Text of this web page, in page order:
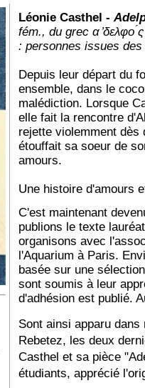
Léonie Casthel -
fém., du grec α ̓δελφο
: personnes issues
Depuis leur départ du
ensemble, dans le
malédiction. Lorsque
elle fait la rencontre
rejette violemment dès
étouffait sa soeur de
amours.
Une histoire d'amours
C'est maintenant
publions le texte
organisons avec
l'Aquarium à Paris.
basée sur une
sont soumis à leur
d'adhésion est publié.
Sont ainsi apparu
Rebetez, les deux
Casthel et sa pièce
étudiants, apprécié